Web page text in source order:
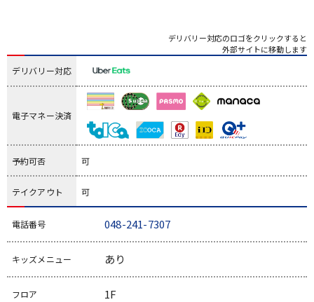
デリバリー対応のロゴをクリックすると
外部サイトに移動します
デリバリー対応
電子マネー決済
予約可否 可
テイクアウト 可
電話番号 048-241-7307
キッズメニュー あり
フロア 1F